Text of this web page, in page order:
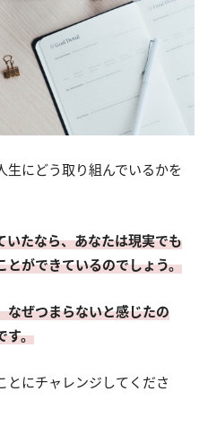
生にどう取り組んでいるかを
いたなら、あなたは現実でも
とができているのでしょう。
なぜつまらないと感じたの
す。
とにチャレンジしてくださ